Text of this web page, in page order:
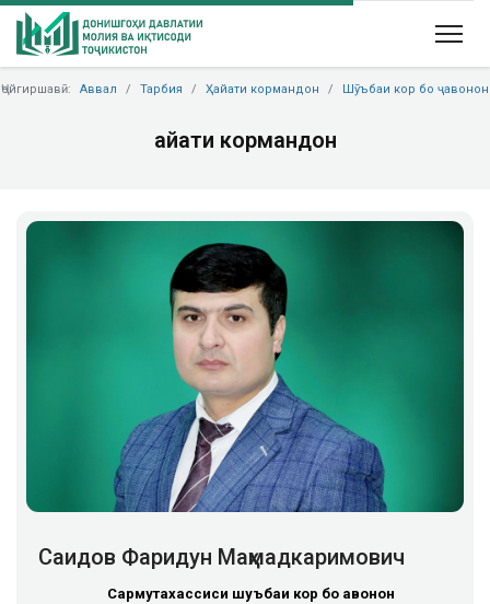
Ҷойгиршавӣ: Аввал Тарбия Ҳайати кормандон Шӯъбаи кор бо ҷавонон
Ҳайати кормандон
Саидов Фаридун Маҳмадкаримович
Сармутахассиси шуъбаи кор бо ҷавонон